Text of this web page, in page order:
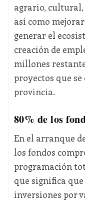
agrario,
así como
generar el
creación de
millones
proyectos que
provincia.
80% de los
En el arranque
los fondos
programación
que significa
inversiones por